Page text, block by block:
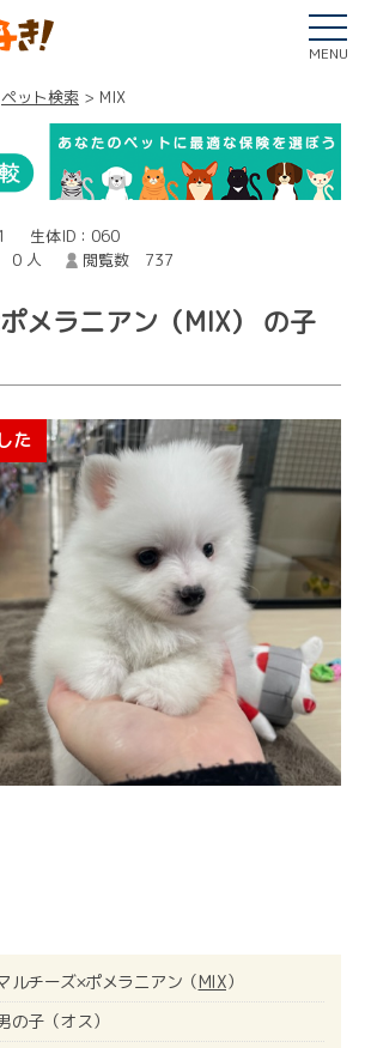
MENU
ペット検索 MIX
生体ID：060
0 人
閲覧数 737
メラニアン（MIX） の子
ルチーズ×ポメラニアン（MIX）
の子（オス）